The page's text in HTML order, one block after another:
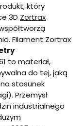
który
3D Zortrax
Filament Zortrax
to materiał,
do tej, jaką
stosunek
Przemysł
industrialnego